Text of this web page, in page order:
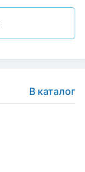
В каталог